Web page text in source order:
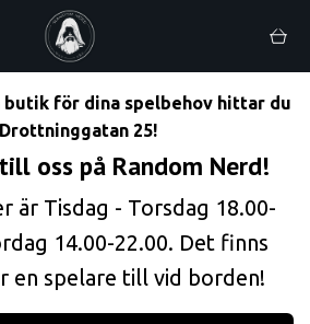
butik för dina spelbehov hittar du
25!
oss på Random Nerd!
är Tisdag - Torsdag 18.00-
14.00-22.00. Det finns
en spelare till vid borden!